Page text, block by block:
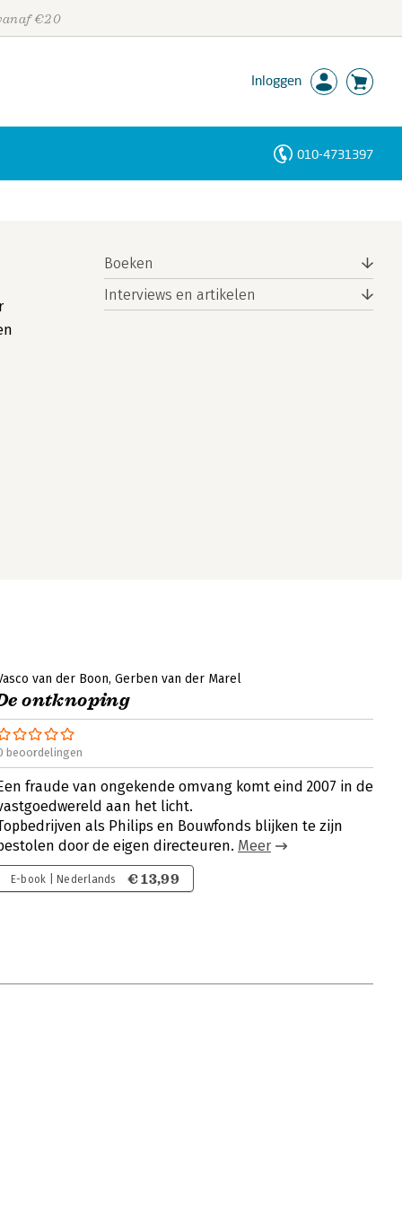
€20
Inloggen
010-4731397
Boeken
Interviews en artikelen
van der Boon Gerben van der Marel
ontknoping
beoordelingen
fraude van ongekende omvang komt eind 2007 in de
aan het licht.
als Philips en Bouwfonds blijken te zijn
door de eigen directeuren. Meer
E-book | Nederlands € 13,99
Personen